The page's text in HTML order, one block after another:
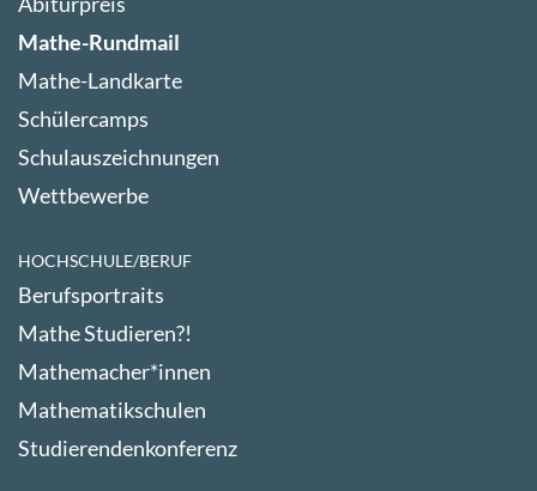
Mathe-Rundmail
Mathe-Landkarte
Schülercamps
Schulauszeichnungen
Wettbewerbe
HOCHSCHULE/BERUF
Berufsportraits
Mathe Studieren?!
Mathemacher*innen
Mathematikschulen
Studierendenkonferenz